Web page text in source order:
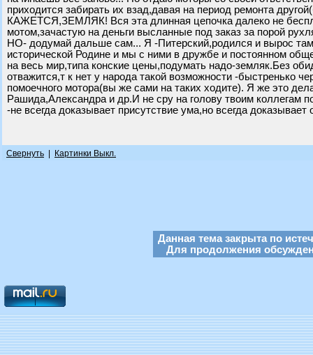
приходится забирать их взад,давая на период ремонта
КАЖЕТСЯ,ЗЕМЛЯК! Вся эта длинная цепочка далеко не
мотом,зачастую на деньги высланные под заказ за порой
НО- додумай дальше сам... Я -Питерский,родился и вырос
исторической Родине и мы с ними в дружбе и постоянном
на весь мир,типа конские цены,подумать надо-земляк.Без
отважится,т к нет у народа такой возможности -быстренько
помоечного мотора(вы же сами на таких ходите). Я же это
Рашида,Александра и др.И не сру на голову твоим коллегам
-не всегда доказывает присутствие ума,но всегда
Свернуть Картинки Выкл.
Данная тема закрыта по
Для продолжения